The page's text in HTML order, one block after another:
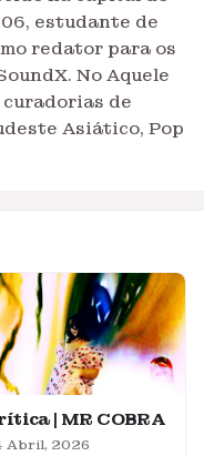
estudante de
redator para os
No Aquele
de
Asiático, Pop
| MR COBRA
Abril, 2026